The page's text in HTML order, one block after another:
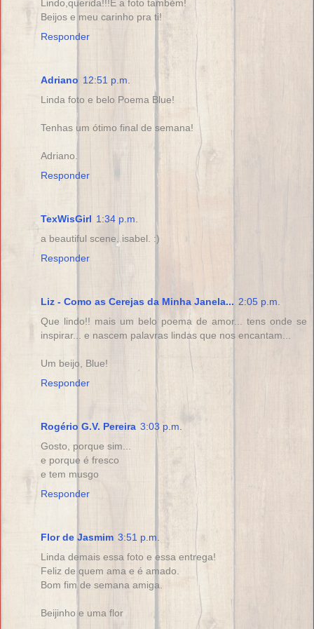
Lindo,querida!!!E a foto também!
Beijos e meu carinho pra ti!
Responder
Adriano 12:51 p.m.
Linda foto e belo Poema Blue!
Tenhas um ótimo final de semana!
Adriano.
Responder
TexWisGirl 1:34 p.m.
a beautiful scene, isabel. :)
Responder
Liz - Como as Cerejas da Minha Janela... 2:05 p.m.
Que lindo!! mais um belo poema de amor... tens onde se
inspirar... e nascem palavras lindas que nos encantam...
Um beijo, Blue!
Responder
Rogério G.V. Pereira 3:03 p.m.
Gosto, porque sim...
e porque é fresco
e tem musgo
Responder
Flor de Jasmim 3:51 p.m.
Linda demais essa foto e essa entrega!
Feliz de quem ama e é amado.
Bom fim de semana amiga.
Beijinho e uma flor